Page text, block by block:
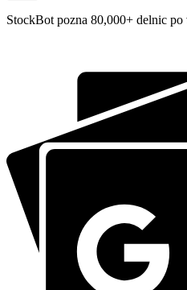
StockBot pozna 80,000+ delnic po